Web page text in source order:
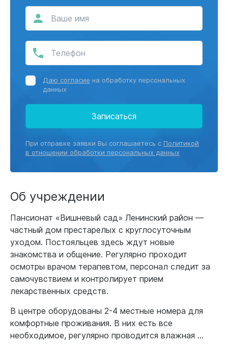
Даю согласие на обработку персональных
данных
Записаться
При отправке заявки Вы соглашаетесь с Политикой
в отношении обработки персональных данных
Об учреждении
Пансионат «Вишневый сад» Ленинский район —
частный дом престарелых с круглосуточным
уходом. Постояльцев здесь ждут новые
знакомства и общение. Регулярно проходит
осмотры врачом терапевтом, персонал следит за
самочувствием и контролирует прием
лекарственных средств.
В центре оборудованы 2-4 местные номера для
комфортные проживания. В них есть все
необходимое, регулярно проводится влажная ...